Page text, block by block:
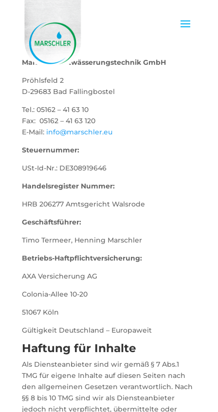
Marschler Entwässerungstechnik GmbH
Pröhlsfeld 2
D-29683 Bad Fallingbostel
Tel.: 05162 – 41 63 10
Fax: 05162 – 41 63 120
E-Mail: info@marschler.eu
Steuernummer:
USt-Id-Nr.: DE308919646
Handelsregister Nummer:
HRB 206277 Amtsgericht Walsrode
Geschäftsführer:
Timo Termeer, Henning Marschler
Betriebs-Haftpflichtversicherung:
AXA Versicherung AG
Colonia-Allee 10-20
51067 Köln
Gültigkeit Deutschland – Europaweit
Haftung für Inhalte
Als Diensteanbieter sind wir gemäß § 7 Abs.1
TMG für eigene Inhalte auf diesen Seiten nach
den allgemeinen Gesetzen verantwortlich. Nach
§§ 8 bis 10 TMG sind wir als Diensteanbieter
jedoch nicht verpflichtet, übermittelte oder